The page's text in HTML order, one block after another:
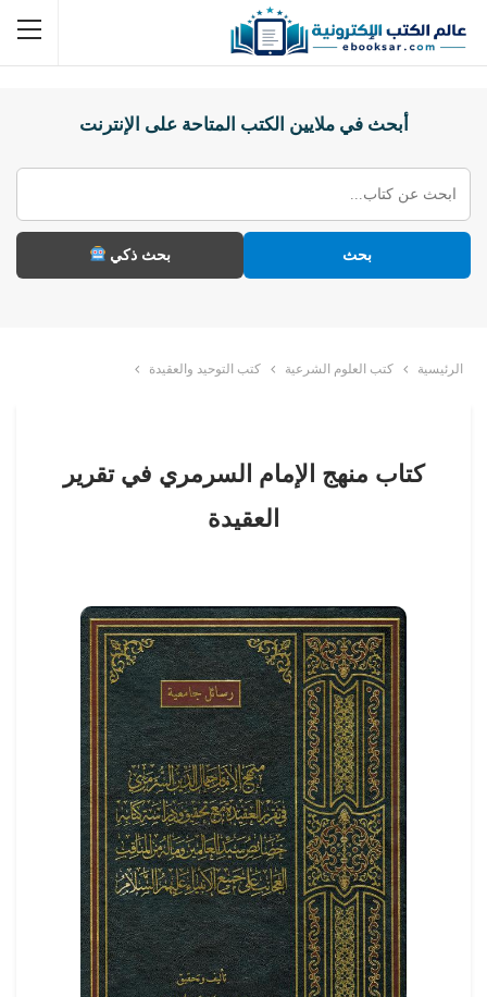
أبحث في ملايين الكتب المتاحة على الإنترنت
بحث بحث ذكي
الرئيسية كتب العلوم الشرعية كتب التوحيد والعقيدة
كتاب منهج الإمام السرمري في تقرير
العقيدة